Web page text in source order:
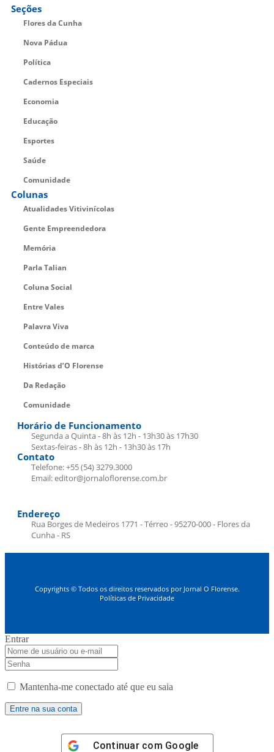
Seções
Flores da Cunha
Nova Pádua
Política
Cadernos Especiais
Economia
Educação
Esportes
Saúde
Comunidade
Colunas
Atualidades Vitivinícolas
Gente Empreendedora
Memória
Parla Talian
Coluna Social
Entre Vales
Palavra Viva
Conteúdo de marca
Histórias d’O Florense
Da Redação
Comunidade
Horário de Funcionamento
Segunda a Quinta - 8h às 12h - 13h30 às 17h30
Sextas-feiras - 8h às 12h - 13h30 às 17h
Contato
Telefone: +55 (54) 3279.3000
Email: editor@jornaloflorense.com.br
Endereço
Rua Borges de Medeiros 1771 - Térreo - 95270-000 - Flores da
Cunha - RS
Copyrights © Todos os direitos reservados por Jornal O Florense.
Políticas de Privacidade
Entrar
Mantenha-me conectado até que eu saia
Continuar com Google